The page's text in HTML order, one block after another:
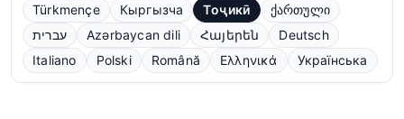
Türkmençe
Кыргызча Тоҷикӣ
ქართული
עברית
Azərbaycan dili Հայերեն
Deutsch
Italiano
Polski Română Ελληνικά Українська